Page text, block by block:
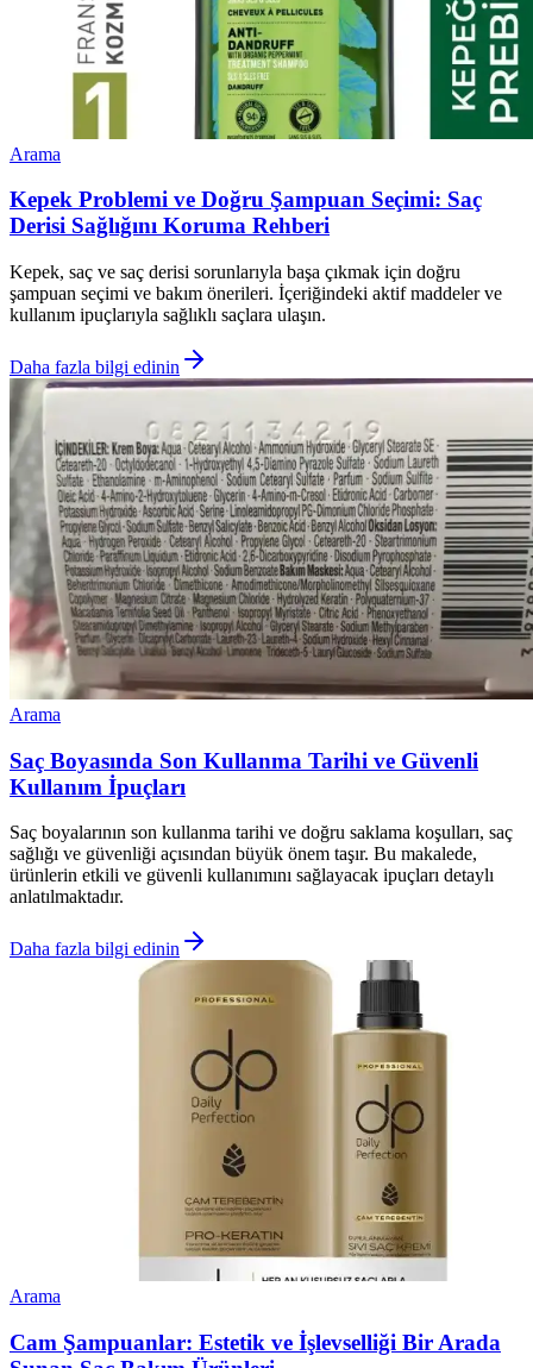
Arama
Kepek Problemi ve Doğru Şampuan Seçimi: Saç
Derisi Sağlığını Koruma Rehberi
Kepek, saç ve saç derisi sorunlarıyla başa çıkmak için doğru
şampuan seçimi ve bakım önerileri. İçeriğindeki aktif maddeler ve
kullanım ipuçlarıyla sağlıklı saçlara ulaşın.
Daha fazla bilgi edinin
Arama
Saç Boyasında Son Kullanma Tarihi ve Güvenli
Kullanım İpuçları
Saç boyalarının son kullanma tarihi ve doğru saklama koşulları, saç
sağlığı ve güvenliği açısından büyük önem taşır. Bu makalede,
ürünlerin etkili ve güvenli kullanımını sağlayacak ipuçları detaylı
anlatılmaktadır.
Daha fazla bilgi edinin
Arama
Cam Şampuanlar: Estetik ve İşlevselliği Bir Arada